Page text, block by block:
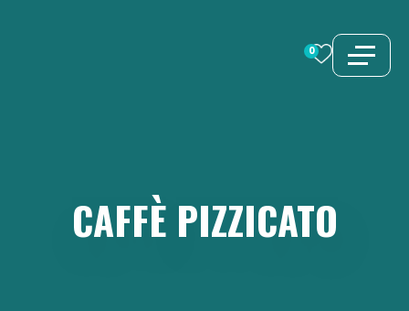
0
CAFFÈ PIZZICATO